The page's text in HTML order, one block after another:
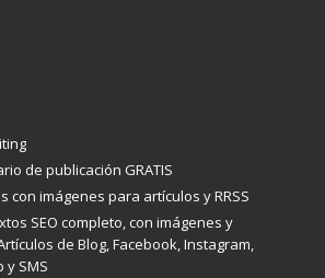
de publicación GRATIS
con imágenes para artículos y RRSS
SEO completo, con imágenes y
de Blog, Facebook, Instagram,
y SMS